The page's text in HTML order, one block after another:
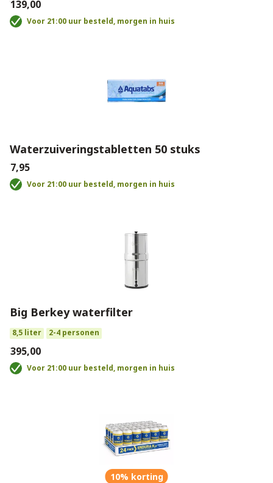
€139,00
Voor 21:00 uur besteld, morgen in huis
Waterzuiveringstabletten 50 stuks
€7,95
Voor 21:00 uur besteld, morgen in huis
Big Berkey waterfilter
8,5 liter 2-4 personen
€395,00
Voor 21:00 uur besteld, morgen in huis
10% korting